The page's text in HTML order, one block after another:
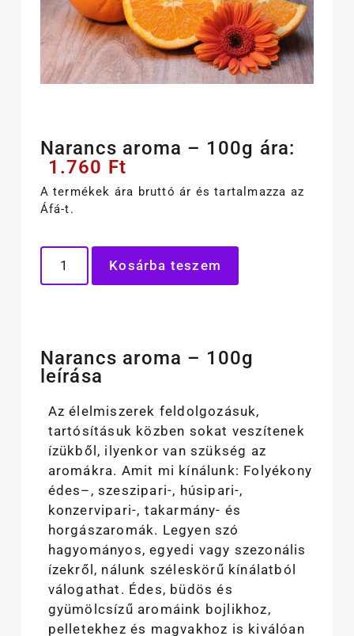
Narancs aroma – 100g ára:
1.760 Ft
A termékek ára bruttó ár és tartalmazza az
Áfá-t.
Kosárba teszem
Narancs aroma – 100g
leírása
Az élelmiszerek feldolgozásuk,
tartósításuk közben sokat veszítenek
ízükből, ilyenkor van szükség az
aromákra. Amit mi kínálunk: Folyékony
édes–, szeszipari-, húsipari-,
konzervipari-, takarmány- és
horgászaromák. Legyen szó
hagyományos, egyedi vagy szezonális
ízekről, nálunk széleskörű kínálatból
válogathat. Édes, büdös és
gyümölcsízű aromáink bojlikhoz,
pelletekhez és magvakhoz is kiválóan